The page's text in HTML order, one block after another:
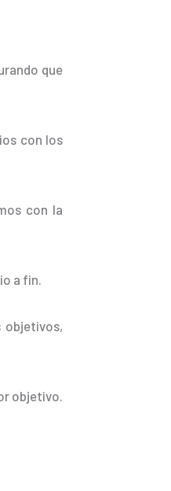
que
con los
con la
a fin.
objetivos,
objetivo.